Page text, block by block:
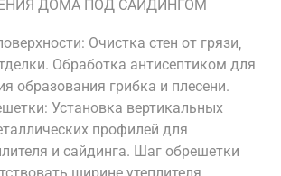
ДОМА ПОД САЙДИНГОМ
Очистка стен от грязи‚
Обработка антисептиком для
образования грибка и плесени.
Установка вертикальных
профилей для
и сайдинга. Шаг обрешетки